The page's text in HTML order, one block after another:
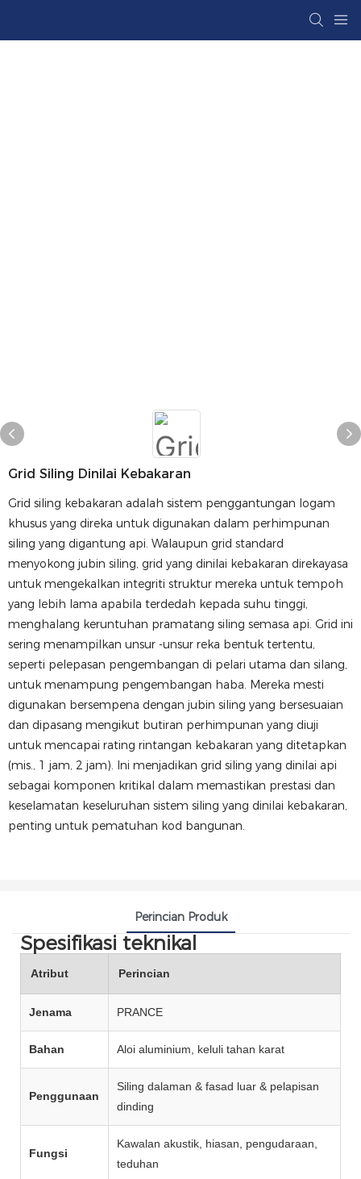
Grid Siling Dinilai Kebakaran
Grid siling kebakaran adalah sistem penggantungan logam
khusus yang direka untuk digunakan dalam perhimpunan
siling yang digantung api. Walaupun grid standard
menyokong jubin siling, grid yang dinilai kebakaran direkayasa
untuk mengekalkan integriti struktur mereka untuk tempoh
yang lebih lama apabila terdedah kepada suhu tinggi,
menghalang keruntuhan pramatang siling semasa api. Grid ini
sering menampilkan unsur -unsur reka bentuk tertentu,
seperti pelepasan pengembangan di pelari utama dan silang,
untuk menampung pengembangan haba. Mereka mesti
digunakan bersempena dengan jubin siling yang bersesuaian
dan dipasang mengikut butiran perhimpunan yang diuji
untuk mencapai rating rintangan kebakaran yang ditetapkan
(mis., 1 jam, 2 jam). Ini menjadikan grid siling yang dinilai api
sebagai komponen kritikal dalam memastikan prestasi dan
keselamatan keseluruhan sistem siling yang dinilai kebakaran,
penting untuk pematuhan kod bangunan.
Perincian Produk
Spesifikasi teknikal
Atribut Perincian
Jenama PRANCE
Bahan Aloi aluminium, keluli tahan karat
Penggunaan
Siling dalaman & fasad luar & pelapisan
dinding
Fungsi
Kawalan akustik, hiasan, pengudaraan,
teduhan